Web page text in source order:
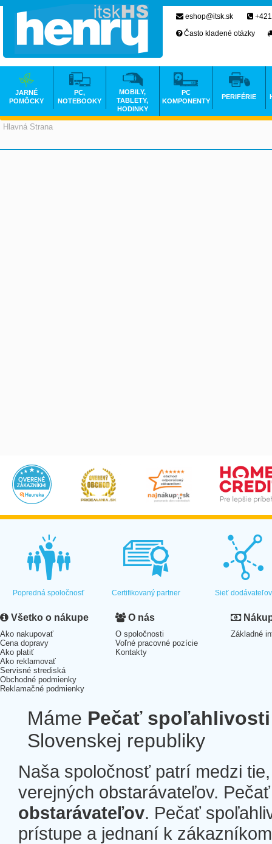
Hlavná Strana
eshop@itsk.sk
Často kladené otázky
JARNÉ
POMÔCKY
PC,
NOTEBOOKY
MOBILY,
TABLETY,
HODINKY
PC
KOMPONENTY
PERIFÉRIE
Popredná spoločnosť Certifikovaný partner Sieť dodávateľov
Všetko o nákupe
Ako nakupovať
Cena dopravy
Ako platiť
Ako reklamovať
Servisné strediská
Obchodné podmienky
Reklamačné podmienky
O nás
O spoločnosti
Voľné pracovné pozície
Kontakty
Základné
Máme Pečať spoľahlivosti
Slovenskej republiky
Naša spoločnosť patrí medzi
verejných obstarávateľov.
obstarávateľov. Pečať
prístupe a jednaní k